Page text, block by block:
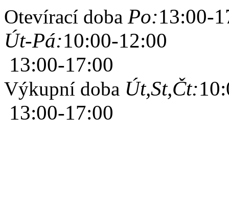
Otevírací doba Po:13:00-
Út-Pá:10:00-12:00
13:00-17:00
Výkupní doba Út,St,Čt:
13:00-17:00